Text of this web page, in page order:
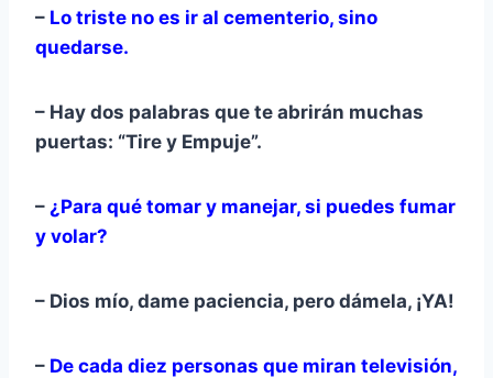
– Lo triste no es ir al cementerio, sino
quedarse.
– Hay dos palabras que te abrirán muchas
puertas: “Tire y Empuje”.
– ¿Para qué tomar y manejar, si puedes fumar
y volar?
– Dios mío, dame paciencia, pero dámela, ¡YA!
– De cada diez personas que miran televisión,